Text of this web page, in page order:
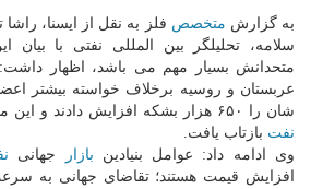
به گزارش متخصص فلز به نقل از ایسنا،
سلامه، تحلیلگر بین المللی نفتی با بیان
متحدانش بسیار مهم می باشد، اظهار
عربستان و روسیه برخلاف خواسته بیشتر
شان را ۶۵۰ هزار بشكه افزایش دادند و این مسئله در كاهش قیمت
نفت بازتاب یافت.
وی ادامه داد: عوامل بنیادین بازار جهانی
افزایش قیمت هستند؛ تقاضای جهانی به